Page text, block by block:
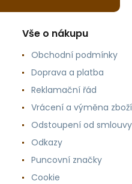
Vše o nákupu
Obchodní podmínky
Doprava a platba
Reklamační řád
Vrácení a výměna zboží
Odstoupení od smlouvy
Odkazy
Puncovní značky
Cookie